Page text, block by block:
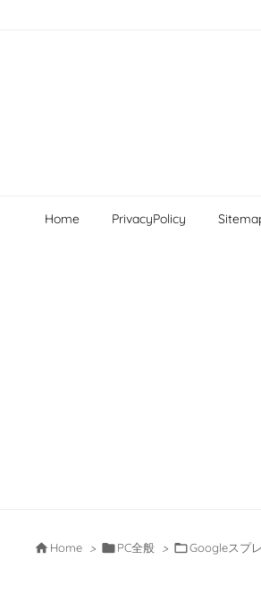
Home PrivacyPolicy
 Home > PC全般 > Googleスプ